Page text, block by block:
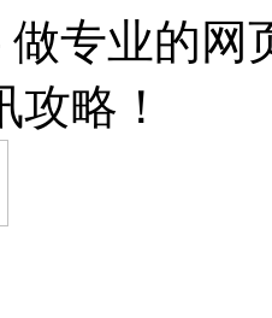
做专业的网
攻略！